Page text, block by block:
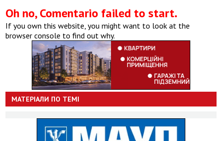
Oh no, Comentario failed to start.
If you own this website, you might want to look at the
browser console to find out why.
МАТЕРІАЛИ ПО ТЕМІ